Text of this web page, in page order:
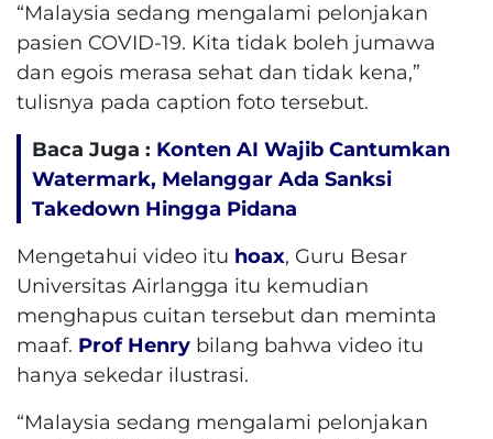
“Malaysia sedang mengalami pelonjakan
pasien COVID-19. Kita tidak boleh jumawa
dan egois merasa sehat dan tidak kena,”
tulisnya pada caption foto tersebut.
Baca Juga : Konten AI Wajib Cantumkan
Watermark, Melanggar Ada Sanksi
Takedown Hingga Pidana
Mengetahui video itu hoax, Guru Besar
Universitas Airlangga itu kemudian
menghapus cuitan tersebut dan meminta
maaf. Prof Henry bilang bahwa video itu
hanya sekedar ilustrasi.
“Malaysia sedang mengalami pelonjakan